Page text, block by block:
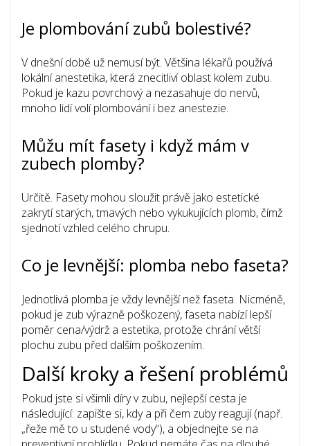
Je plombování zubů bolestivé?
V dnešní době už nemusí být. Většina lékařů používá
lokální anestetika, která znecitliví oblast kolem zubu.
Pokud je kazu povrchový a nezasahuje do nervů,
mnoho lidí volí plombování i bez anestezie.
Můžu mít fasety i když mám v
zubech plomby?
Určitě. Fasety mohou sloužit právě jako estetické
zakrytí starých, tmavých nebo vykukujících plomb, čímž
sjednotí vzhled celého chrupu.
Co je levnější: plomba nebo faseta?
Jednotlivá plomba je vždy levnější než faseta. Nicméně,
pokud je zub výrazně poškozený, faseta nabízí lepší
poměr cena/výdrž a estetika, protože chrání větší
plochu zubu před dalším poškozením.
Další kroky a řešení problémů
Pokud jste si všimli díry v zubu, nejlepší cesta je
následující: zapište si, kdy a při čem zuby reagují (např.
„řeže mě to u studené vody“), a objednejte se na